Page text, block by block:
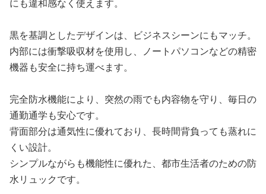
にも違和感なく使えます。
黒を基調としたデザインは、ビジネスシーンにもマッチ。
内部には衝撃吸収材を使用し、ノートパソコンなどの精密
機器も安全に持ち運べます。
完全防水機能により、突然の雨でも内容物を守り、毎日の
通勤通学も安心です。
背面部分は通気性に優れており、長時間背負っても蒸れに
くい設計。
シンプルながらも機能性に優れた、都市生活者のための防
水リュックです。